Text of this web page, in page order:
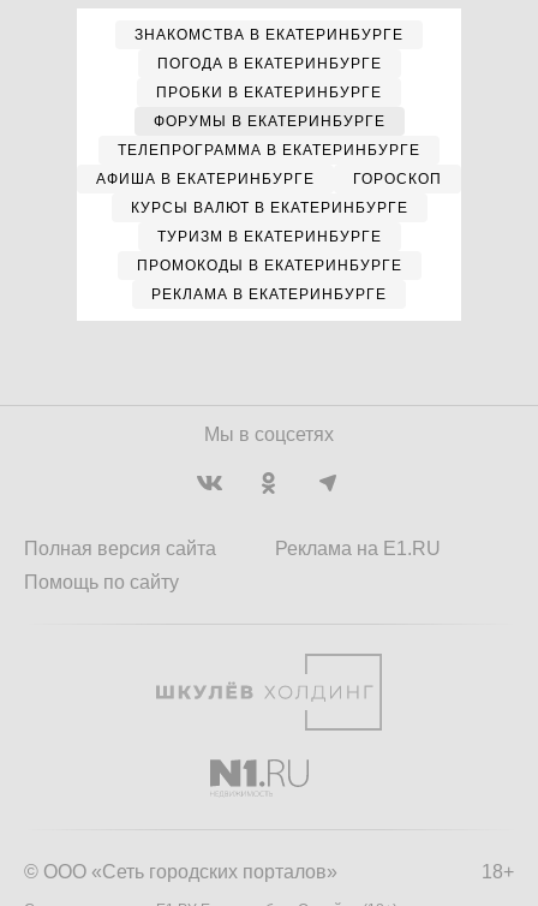
ЗНАКОМСТВА В ЕКАТЕРИНБУРГЕ
ПОГОДА В ЕКАТЕРИНБУРГЕ
ПРОБКИ В ЕКАТЕРИНБУРГЕ
ФОРУМЫ В ЕКАТЕРИНБУРГЕ
ТЕЛЕПРОГРАММА В ЕКАТЕРИНБУРГЕ
АФИША В ЕКАТЕРИНБУРГЕ
ГОРОСКОП
КУРСЫ ВАЛЮТ В ЕКАТЕРИНБУРГЕ
ТУРИЗМ В ЕКАТЕРИНБУРГЕ
ПРОМОКОДЫ В ЕКАТЕРИНБУРГЕ
РЕКЛАМА В ЕКАТЕРИНБУРГЕ
Мы в соцсетях
Полная версия сайта
Помощь по сайту
Реклама на E1.RU
18+
© ООО «Сеть городских порталов»